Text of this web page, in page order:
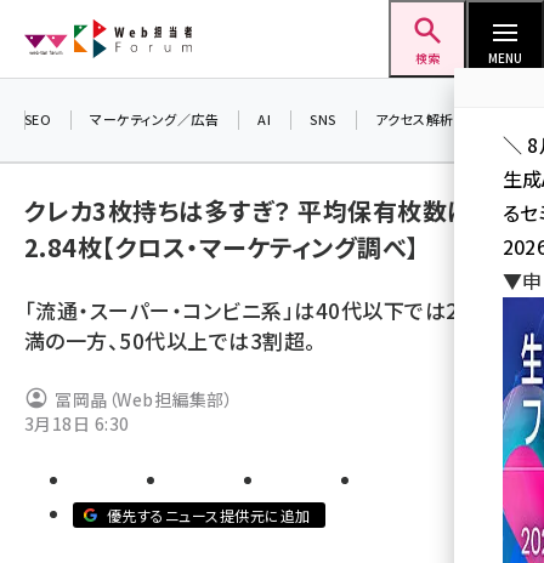
ン
検索 MENU
ai (2804)
note (2312)
z世代 (1622)
SEO マーケティング／広告 AI SNS アクセス解析／データ分析
クレカ3枚持ちは多すぎ？ 平均保有枚数は
2.84枚【クロス・マーケティング調べ】
「流通・スーパー・コンビニ系」は40代以下では2割未
満の一方、50代以上では3割超。
冨岡晶（Web担編集部）
3月18日 6:30
優先するニュース提供元に追加
＼ 8
生
る
▼申